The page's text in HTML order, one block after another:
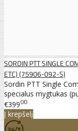
SORDIN PTT SINGLE
ETC) (75906-092-S)
Sordin PTT Single
specialus mygtukas
€39900
Į krepšelį